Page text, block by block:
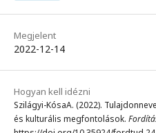
Megjelent
2022-12-14
Hogyan kell idézni
Szilágyi-KósaA. (2022).
és kulturális megfontolások.